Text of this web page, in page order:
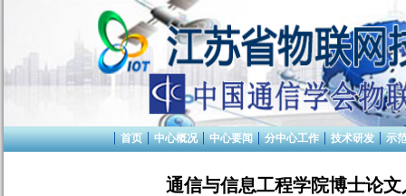
首页 中心概况 中心要闻 分中心工作 技术研发 示
通信与信息工程学院博士论